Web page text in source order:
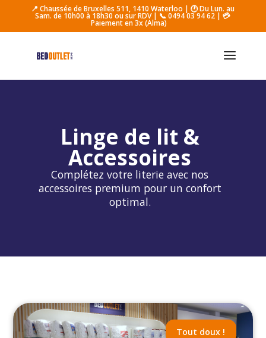
📍 Chaussée de Bruxelles 511, 1410 Waterloo |🕐 Du Lun. au
Sam. de 10h00 à 18h30 ou sur RDV| 📞 0494 03 94 62 | 💳
Paiement en 3x (Alma)
Linge de lit &
Accessoires
Complétez votre literie avec nos
accessoires premium pour un confort
optimal.
Tout doux !